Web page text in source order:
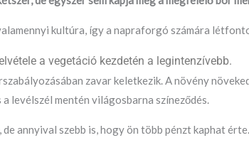
kultúra, így a napraforgó számára
a vegetáció kezdetén a legintenzívebb.
zavar keletkezik. A növény
levélszél mentén világosbarna színeződés.
annyival szebb is, hogy ön több pénzt kaphat érte.